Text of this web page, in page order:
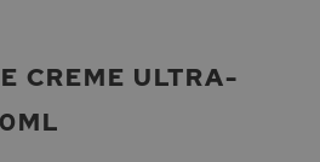
CREME ULTRA-